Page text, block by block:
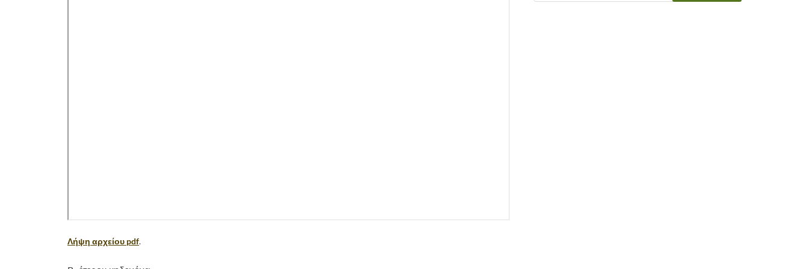
Λήψη αρχείου pdf.